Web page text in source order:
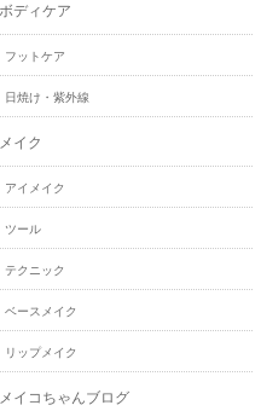
ボディケア
フットケア
日焼け・紫外線
メイク
アイメイク
ツール
テクニック
ベースメイク
リップメイク
メイコちゃんブログ